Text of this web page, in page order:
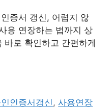
증서 갱신, 어렵지 않
용 연장하는 법까지 상
바로 확인하고 간편하게
인증서갱신 ,사용연장